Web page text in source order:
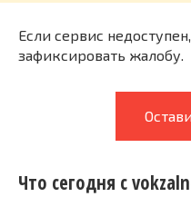
Если сервис
зафиксировать жалобу.
Что сегодня с